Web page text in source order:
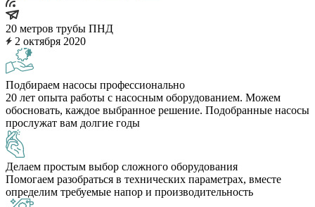
20 метров трубы ПНД
2 октября 2020
Подбираем насосы профессионально
20 лет опыта работы с насосным оборудованием. Можем
обосновать, каждое выбранное решение. Подобранные насосы
прослужат вам долгие годы
Делаем простым выбор сложного оборудования
Помогаем разобраться в технических параметрах, вместе
определим требуемые напор и производительность